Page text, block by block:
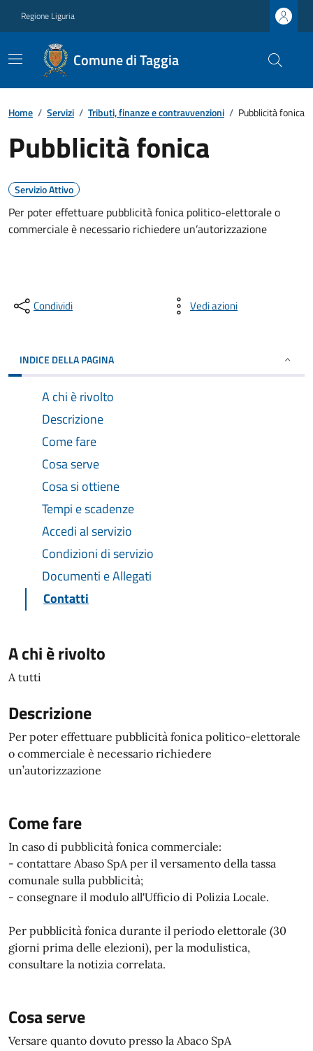
Regione Liguria
Comune di Taggia
Home / Servizi / Tributi, finanze e contravvenzioni / Pubblicità fonica
Pubblicità fonica
Servizio Attivo
Per poter effettuare pubblicità fonica politico-elettorale o
commerciale è necessario richiedere un’autorizzazione
Condividi Vedi azioni
INDICE DELLA PAGINA
A chi è rivolto
Descrizione
Come fare
Cosa serve
Cosa si ottiene
Tempi e scadenze
Accedi al servizio
Condizioni di servizio
Documenti e Allegati
Contatti
A chi è rivolto
A tutti
Descrizione
Per poter effettuare pubblicità fonica politico-elettorale
o commerciale è necessario richiedere
un’autorizzazione
Come fare
In caso di pubblicità fonica commerciale:
- contattare Abaso SpA per il versamento della tassa
comunale sulla pubblicità;
- consegnare il modulo all'Ufficio di Polizia Locale.
Per pubblicità fonica durante il periodo elettorale (30
giorni prima delle elezioni), per la modulistica,
consultare la notizia correlata.
Cosa serve
Versare quanto dovuto presso la Abaco SpA